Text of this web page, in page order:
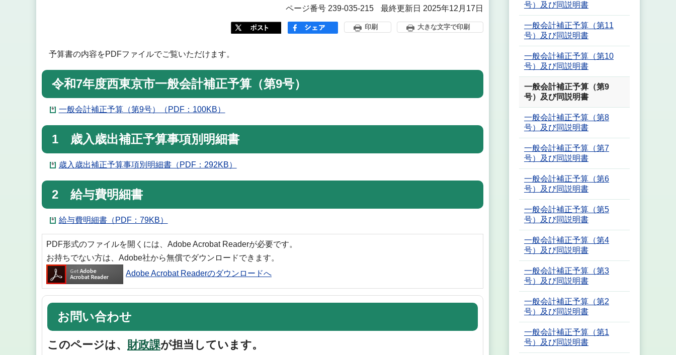
ページ番号 239-035-215 最終更新日 2025年12月17日
印刷 大きな文字で印刷
予算書の内容をPDFファイルでご覧いただけます。
令和7年度西東京市一般会計補正予算（第9号）
一般会計補正予算（第9号）（PDF：100KB）
1 歳入歳出補正予算事項別明細書
歳入歳出補正予算事項別明細書（PDF：292KB）
2 給与費明細書
給与費明細書（PDF：79KB）
PDF形式のファイルを開くには、Adobe Acrobat Readerが必要です。
お持ちでない方は、Adobe社から無償でダウンロードできます。
Adobe Acrobat Readerのダウンロードへ
お問い合わせ
このページは、 財政課が担当しています。
号）及び同説明書
一般会計補正予算（第11
号）及び同説明書
一般会計補正予算（第10
号）及び同説明書
一般会計補正予算（第9
号）及び同説明書
一般会計補正予算（第8
号）及び同説明書
一般会計補正予算（第7
号）及び同説明書
一般会計補正予算（第6
号）及び同説明書
一般会計補正予算（第5
号）及び同説明書
一般会計補正予算（第4
号）及び同説明書
一般会計補正予算（第3
号）及び同説明書
一般会計補正予算（第2
号）及び同説明書
一般会計補正予算（第1
号）及び同説明書